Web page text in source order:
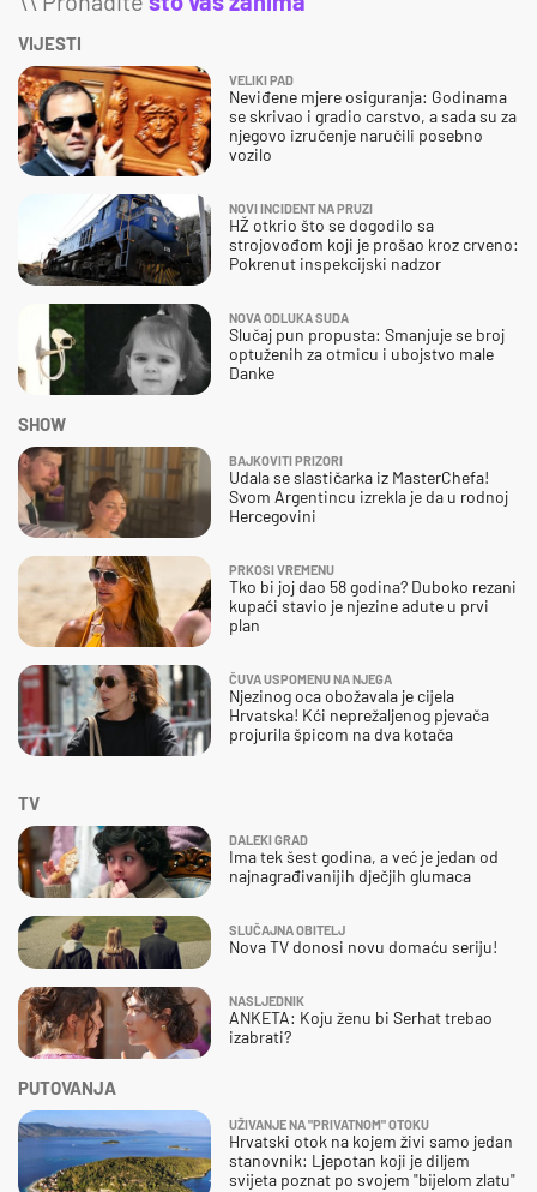
VIJESTI
VELIKI PAD
Neviđene mjere osiguranja: Godinama
se skrivao i gradio carstvo, a sada su za
njegovo izručenje naručili posebno
vozilo
NOVI INCIDENT NA PRUZI
HŽ otkrio što se dogodilo sa
strojovođom koji je prošao kroz crveno:
Pokrenut inspekcijski nadzor
NOVA ODLUKA SUDA
Slučaj pun propusta: Smanjuje se broj
optuženih za otmicu i ubojstvo male
Danke
SHOW
BAJKOVITI PRIZORI
Udala se slastičarka iz MasterChefa!
Svom Argentincu izrekla je da u rodnoj
Hercegovini
PRKOSI VREMENU
Tko bi joj dao 58 godina? Duboko rezani
kupaći stavio je njezine adute u prvi
plan
ČUVA USPOMENU NA NJEGA
Njezinog oca obožavala je cijela
Hrvatska! Kći neprežaljenog pjevača
projurila špicom na dva kotača
TV
DALEKI GRAD
Ima tek šest godina, a već je jedan od
najnagrađivanijih dječjih glumaca
SLUČAJNA OBITELJ
Nova TV donosi novu domaću seriju!
NASLJEDNIK
ANKETA: Koju ženu bi Serhat trebao
izabrati?
PUTOVANJA
UŽIVANJE NA "PRIVATNOM" OTOKU
Hrvatski otok na kojem živi samo jedan
stanovnik: Ljepotan koji je diljem
svijeta poznat po svojem "bijelom zlatu"